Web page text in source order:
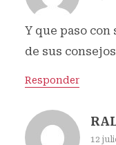
Y que paso con
de sus consejos
Responder
12